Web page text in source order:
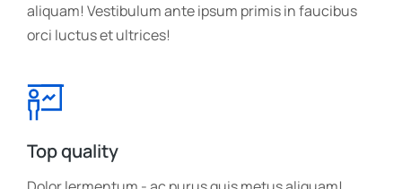
aliquam! Vestibulum ante ipsum primis in faucibus
orci luctus et ultrices!
Top quality